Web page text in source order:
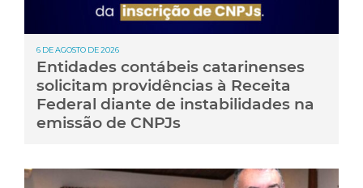
6 DE AGOSTO DE 2026
Entidades contábeis catarinenses
solicitam providências à Receita
Federal diante de instabilidades na
emissão de CNPJs